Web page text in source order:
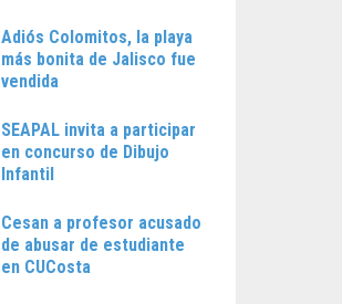
Adiós Colomitos, la playa
más bonita de Jalisco fue
vendida
SEAPAL invita a participar
en concurso de Dibujo
Infantil
Cesan a profesor acusado
de abusar de estudiante
en CUCosta